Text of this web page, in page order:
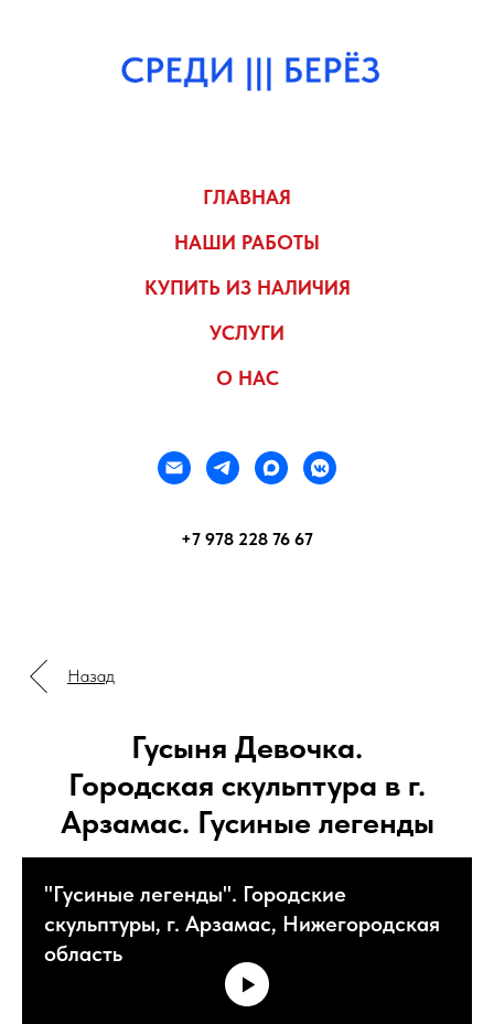
ГЛАВНАЯ
НАШИ РАБОТЫ
КУПИТЬ ИЗ НАЛИЧИЯ
УСЛУГИ
О НАС
+7 978 228 76 67
Назад
Гусыня Девочка.
Городская скульптура в г.
Арзамас. Гусиные легенды
"Гусиные легенды". Городские
скульптуры, г. Арзамас, Нижегородская
область